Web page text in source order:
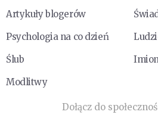
Artykuły blogerów
Psychologia na co dzień
Ślub
Modlitwy
Dołącz do